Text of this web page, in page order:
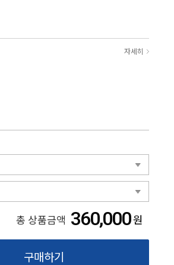
자세히
총 상품금액 360,000원
구매하기